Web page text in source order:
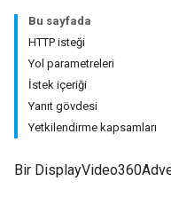
Bu sayfada
HTTP isteği
Yol parametreleri
İstek içeriği
Yanıt gövdesi
Yetkilendirme kapsamları
Bir